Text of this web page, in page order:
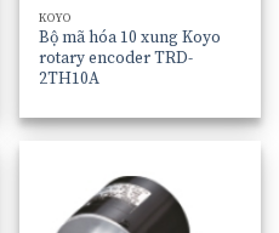
KOYO
Bộ mã hóa 10 xung Koyo
rotary encoder TRD-
2TH10A